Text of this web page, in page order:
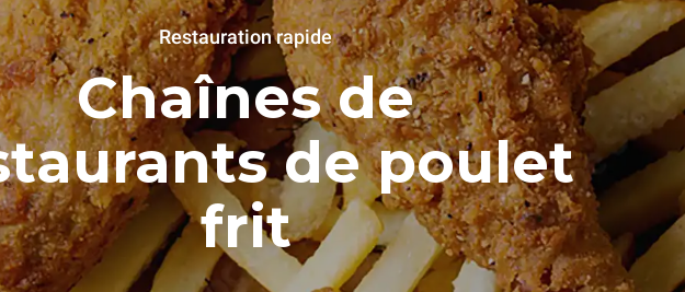
Restauration rapide
Chaînes de
de poulet
frit